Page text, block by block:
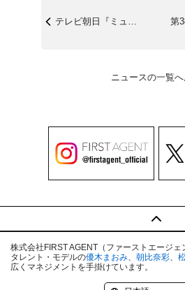
テレビ朝日『ミュージックステーション』1... 第383
ニュースの一覧
株式会社FIRST AGENT（ファーストエージェ
タレント・モデルの優木まおみ、 朝比奈彩、
広くマネジメントを手掛けています。